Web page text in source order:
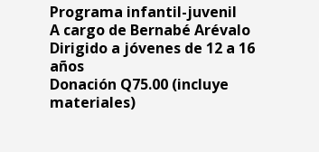
Programa infantil-juvenil
A cargo de Bernabé Arévalo
Dirigido a jóvenes de 12 a 16
años
Donación Q75.00 (incluye
materiales)